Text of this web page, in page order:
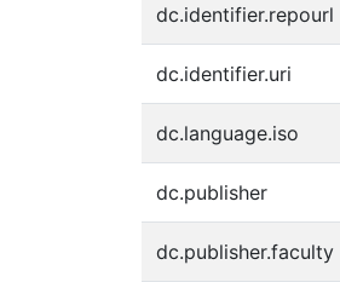
dc.identifier.repourl
dc.identifier.uri
dc.language.iso
dc.publisher
dc.publisher.faculty